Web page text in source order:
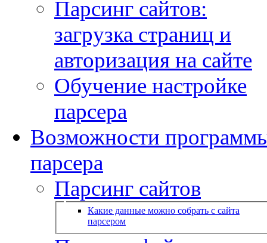
Парсинг сайтов:
загрузка страниц и
авторизация на сайте
Обучение настройке
парсера
Возможности
парсера
Парсинг сайтов
Какие данные можно собрать с сайта
парсером